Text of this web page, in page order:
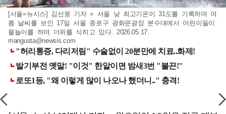
[서울=뉴시스] 김선웅 기자 = 서울 낮 최고기온이 31도를 기록하며 여
름 날씨를 보인 17일 서울 종로구 광화문광장 분수대에서 어린이들이
물놀이를 하며 더위를 식히고 있다. 2026.05.17.
mangusta@newsis.com